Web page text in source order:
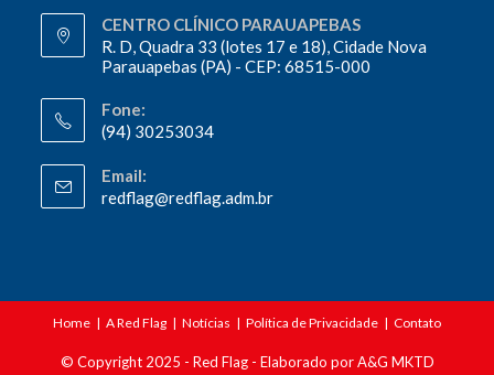
CENTRO CLÍNICO PARAUAPEBAS
R. D, Quadra 33 (lotes 17 e 18), Cidade Nova
Parauapebas (PA) - CEP: 68515-000
Fone:
(94) 30253034
Email:
redflag@redflag.adm.br
Home A Red Flag Notícias Política de Privacidade Contato
© Copyright 2025 - Red Flag - Elaborado porA&G MKTD